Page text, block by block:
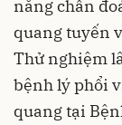
năng chẩn
quang tuyến
Thử nghiệm
bệnh lý phổi
quang tại